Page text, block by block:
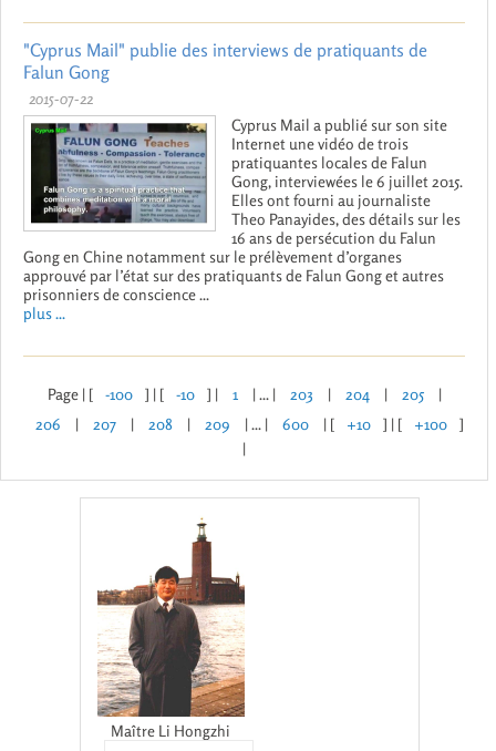
"Cyprus Mail" publie des interviews de pratiquants de
Falun Gong
2015-07-22
Cyprus Mail a publié sur son site
Internet une vidéo de trois
pratiquantes locales de Falun
Gong, interviewées le 6 juillet 2015.
Elles ont fourni au journaliste
Theo Panayides, des détails sur les
16 ans de persécution du Falun
Gong en Chine notamment sur le prélèvement d’organes
approuvé par l’état sur des pratiquants de Falun Gong et autres
prisonniers de conscience ...
plus ...
Page | [ -100 ] | [ -10 ] | 1 | ... | 203 | 204 | 205
|
206
| 207 | 208 | 209 | ... | 600 | [ +10 ] | [ +100
]
|
Maître Li Hongzhi